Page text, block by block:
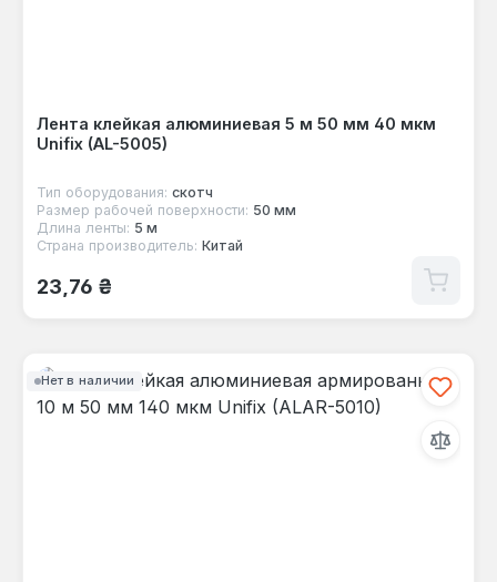
Лента клейкая алюминиевая 5 м 50 мм 40 мкм
Unifix (AL-5005)
Тип оборудования: скотч
Размер рабочей поверхности: 50 мм
Длина ленты: 5 м
Страна производитель: Китай
Обычная цена:
23,76 ₴
Нет в наличии